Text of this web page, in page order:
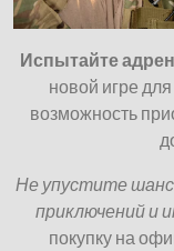
Испытайте
новой игре
возможность
Не упустите
приключений и
покупку на